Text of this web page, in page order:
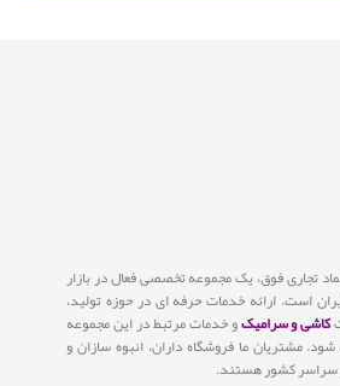
تجاری فوق، یک مجموعه تخصصی فعال در بازار
است. ارائه خدمات حرفه ای در حوزه تولید،
کاشی و سرامیکو خدمات مرتبط در این مجموعه
مشتریان ما فروشگاه داران، انبوه سازان و
سراسر کشور هستند.